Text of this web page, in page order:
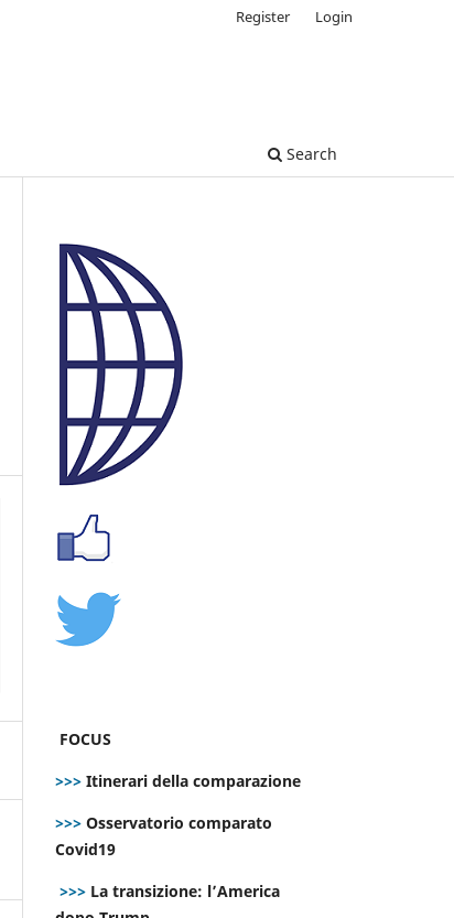
Search
Register Login
FOCUS
>>> Itinerari della comparazione
>>> Osservatorio comparato
Covid19
>>> La transizione: l’America